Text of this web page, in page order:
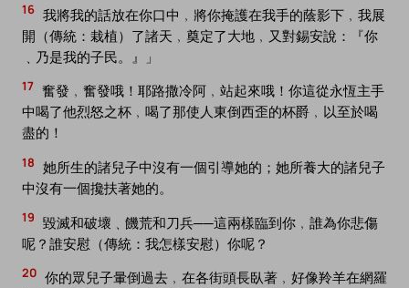
16 我將我的話放在你口中﹐將你掩護在我手的蔭影下﹐我展
開（傳統：栽植）了諸天﹐奠定了大地﹐又對錫安說：『你
﹑乃是我的子民。』」
17 奮發﹐奮發哦！耶路撒冷阿﹐站起來哦！你這從永恆主手
中喝了他烈怒之杯﹐喝了那使人東倒西歪的杯爵﹐以至於喝
盡的！
18 她所生的諸兒子中沒有一個引導她的；她所養大的諸兒子
中沒有一個攙扶著她的。
19 毀滅和破壞﹑饑荒和刀兵──這兩樣臨到你﹐誰為你悲傷
呢？誰安慰（傳統：我怎樣安慰）你呢？
20 你的眾兒子暈倒過去﹐在各街頭長臥著﹐好像羚羊在網羅